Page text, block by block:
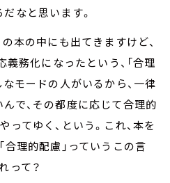
なと思います。
の本の中にも出てきますけど、
務化になったという、「合理
なモードの人がいるから、一律
で、その都度に応じて合理的
ってゆく、という。これ、本を
合理的配慮」っていうこの言
って？